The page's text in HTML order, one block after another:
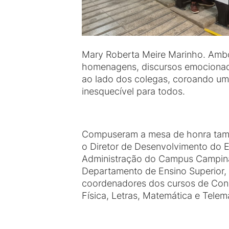
Mary Roberta Meire Marinho.
homenagens, discursos
ao lado dos colegas, coroando
inesquecível para todos.
Compuseram a mesa de honra
o Diretor de Desenvolvimento do
Administração do Campus
Departamento de Ensino
coordenadores dos cursos de
Física, Letras, Matemática e